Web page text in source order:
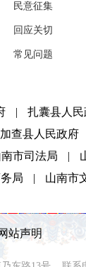
民意征集
回应关切
常见问题
| 扎囊县人
加查县人民政府
市司法局 |
局 | 山南市
站声明